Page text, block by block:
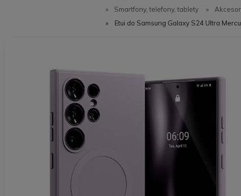
»
Smartfony, telefony, tablety »
»
Etui do Samsung Galaxy S24 Ultra